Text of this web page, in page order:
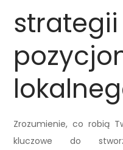
strategii
Zrozumienie, co robią
kluczowe do